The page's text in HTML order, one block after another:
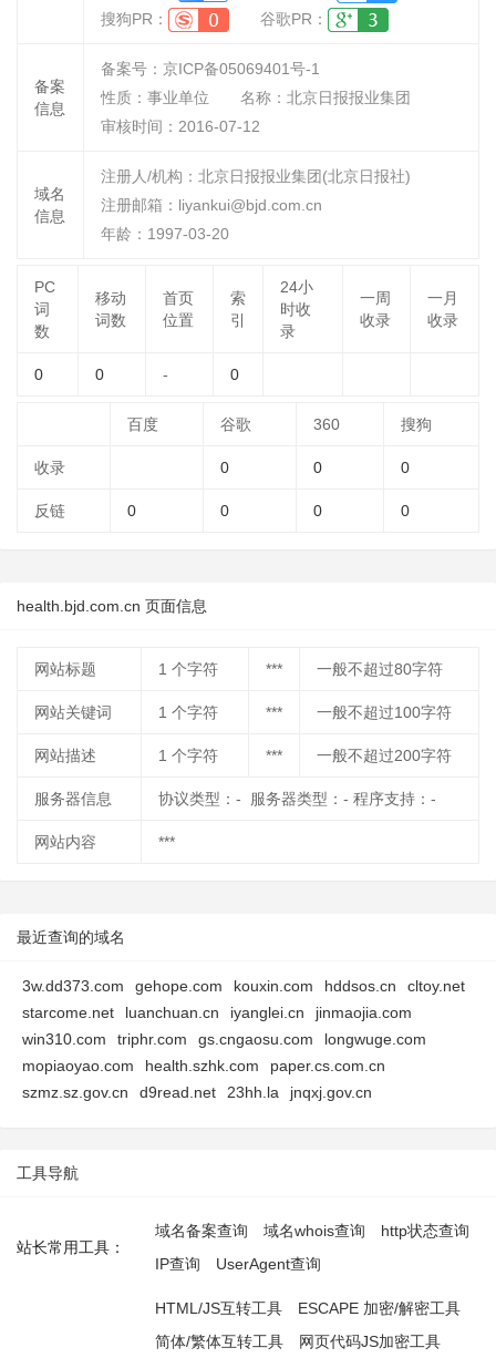
搜狗PR：
谷歌PR：
备案
信息
备案号：京ICP备05069401号-1
性质： 事业单位 名称： 北京日报报业集团
审核时间： 2016-07-12
域名
信息
注册人/机构：北京日报报业集团(北京日报社)
注册邮箱：liyankui@bjd.com.cn
年龄：1997-03-20
PC
词
数
移动
词数
首页
位置
索
引
24小
时收
录
一周
收录
一月
收录
0 0 - 0
百度 谷歌 360 搜狗
收录 0 0 0
反链 0 0 0 0
health.bjd.com.cn 页面信息
网站标题 1 个字符 *** 一般不超过80字符
网站关键词 1 个字符 *** 一般不超过100字符
网站描述 1 个字符 *** 一般不超过200字符
服务器信息 协议类型：- 服务器类型：- 程序支持：-
网站内容 ***
最近查询的域名
3w.dd373.com gehope.com kouxin.com hddsos.cn
cltoy.net
starcome.net
luanchuan.cn iyanglei.cn
jinmaojia.com
win310.com
triphr.com gs.cngaosu.com
longwuge.com
mopiaoyao.com
health.szhk.com
paper.cs.com.cn
szmz.sz.gov.cn
d9read.net 23hh.la jnqxj.gov.cn
工具导航
站长常用工具：
域名备案查询 域名whois查询
http状态查询
IP查询
UserAgent查询
HTML/JS互转工具
ESCAPE 加密/解密工具
简体/繁体互转工具
网页代码JS加密工具